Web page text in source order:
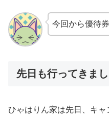
今回から優待
先日も行ってきま
ひゃはりん家は先日、キ